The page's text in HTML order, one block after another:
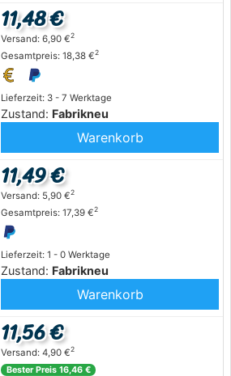
Lieferzeit: 3 - 7 Werktage
Zustand: Fabrikneu
11,48 €
Versand: 6,90 €2
Gesamtpreis: 18,38 €2
Warenkorb
Lieferzeit: 1 - 0 Werktage
Zustand: Fabrikneu
11,49 €
Versand: 5,90 €2
Gesamtpreis: 17,39 €2
Warenkorb
11,56 €
Versand: 4,90 €2
Bester Preis 16,46 €